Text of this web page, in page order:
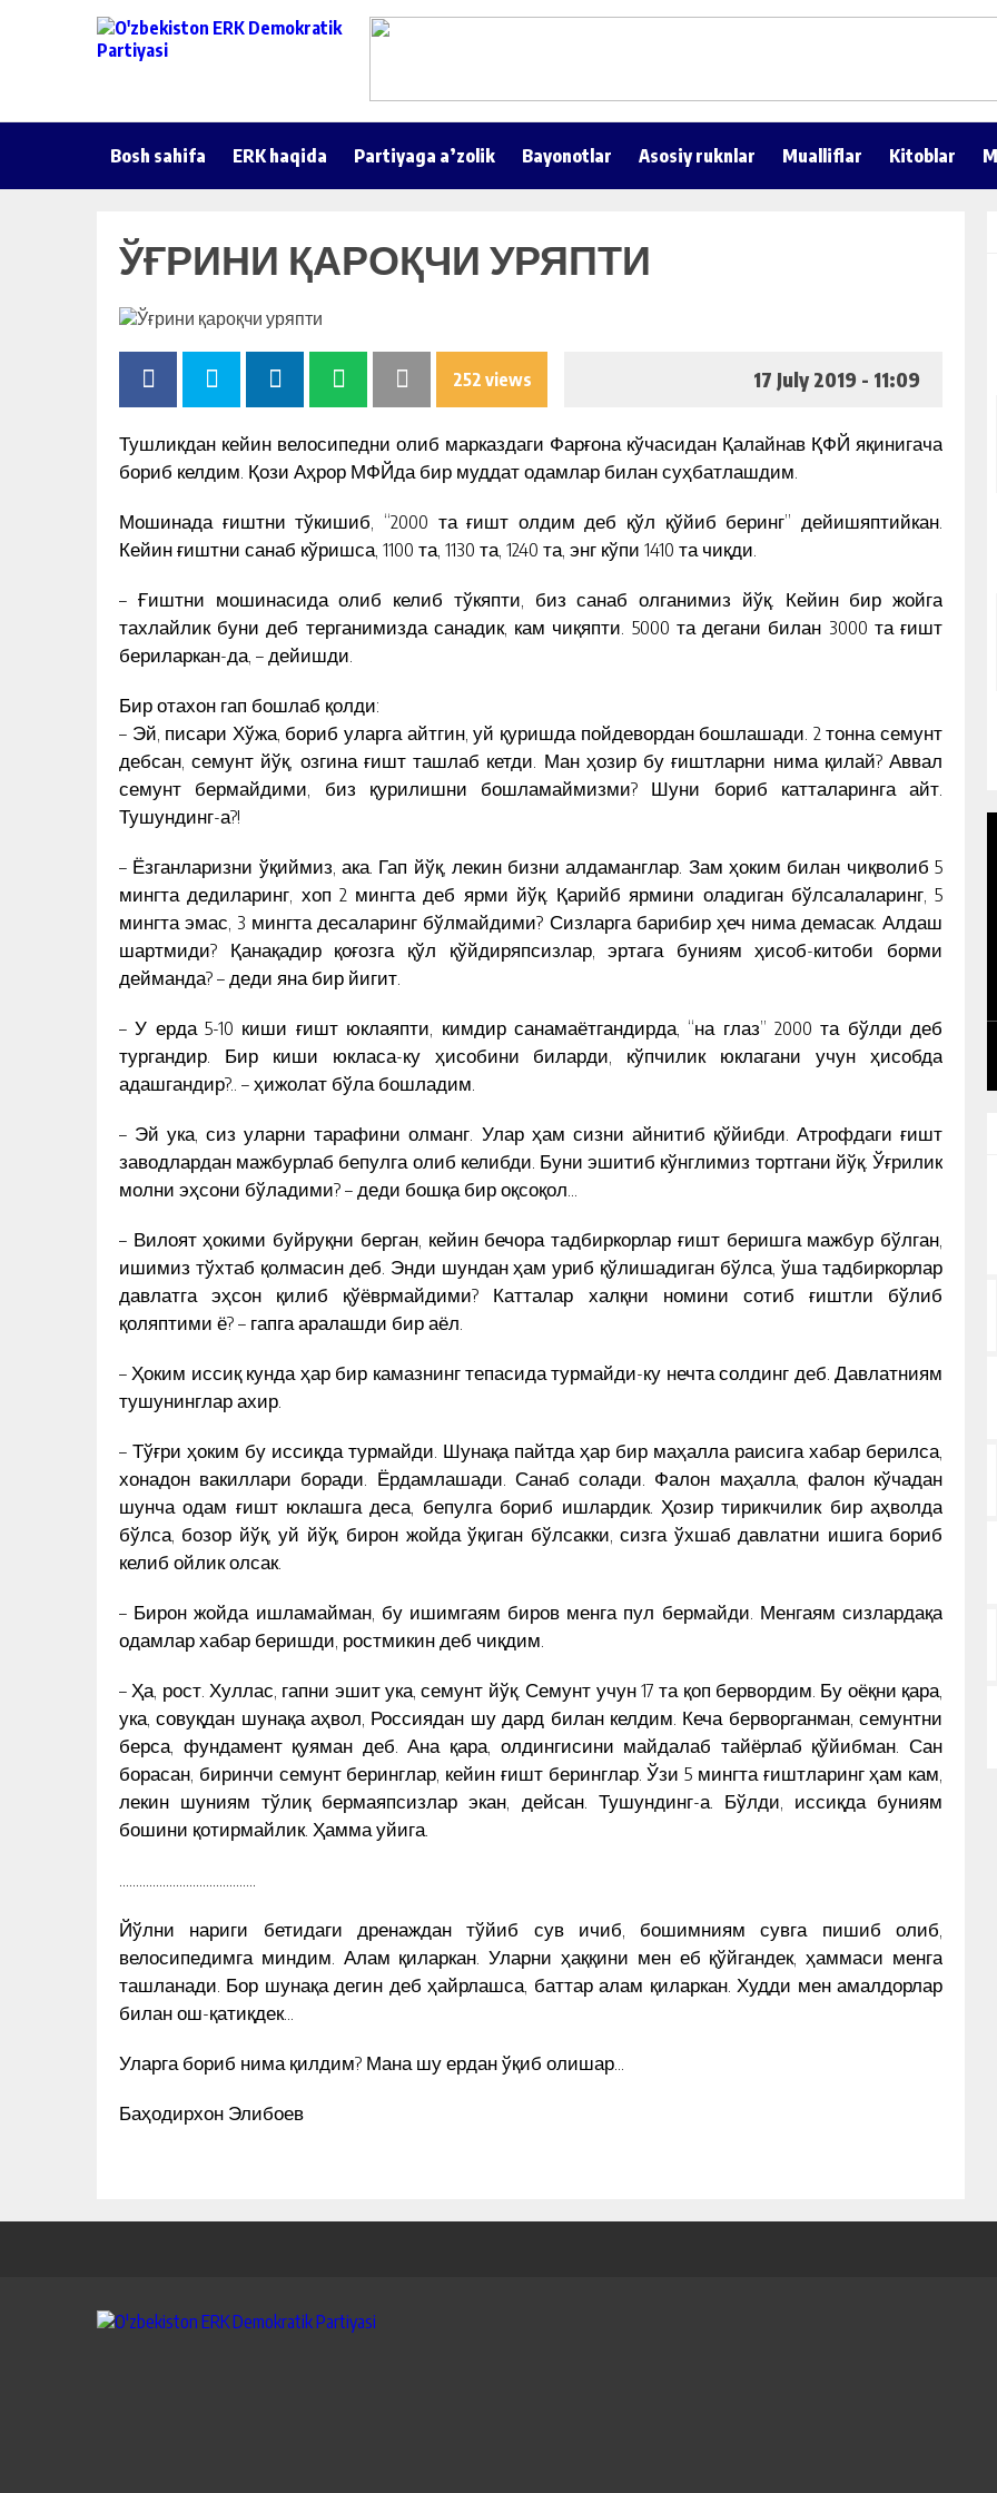
Bosh sahifa ERK haqida Partiyaga a’zolik Bayonotlar Asosiy ruknlar Mualliflar Kitoblar
ЎҒРИНИ ҚАРОҚЧИ УРЯПТИ
252 views 17 July 2019 - 11:09
Тушликдан кейин велосипедни олиб марказдаги Фарғона кўчасидан Қалайнав ҚФЙ яқинигача
бориб келдим. Қози Аҳрор МФЙда бир муддат одамлар билан суҳбатлашдим.
Мошинада ғиштни тўкишиб, “2000 та ғишт олдим деб қўл қўйиб беринг” дейишяптийкан.
Кейин ғиштни санаб кўришса, 1100 та, 1130 та, 1240 та, энг кўпи 1410 та чиқди.
– Ғиштни мошинасида олиб келиб тўкяпти, биз санаб олганимиз йўқ. Кейин бир жойга
тахлайлик буни деб терганимизда санадик, кам чиқяпти. 5000 та дегани билан 3000 та ғишт
бериларкан-да, – дейишди.
Бир отахон гап бошлаб қолди:
– Эй, писари Хўжа, бориб уларга айтгин, уй қуришда пойдевордан бошлашади. 2 тонна семунт
дебсан, семунт йўқ, озгина ғишт ташлаб кетди. Ман ҳозир бу ғиштларни нима қилай? Аввал
семунт бермайдими, биз қурилишни бошламаймизми? Шуни бориб катталаринга айт.
Тушундинг-а?!
– Ёзганларизни ўқиймиз, ака. Гап йўқ, лекин бизни алдаманглар. Зам ҳоким билан чиқволиб 5
мингта дедиларинг, хоп 2 мингта деб ярми йўқ. Қарийб ярмини оладиган бўлсалаларинг, 5
мингта эмас, 3 мингта десаларинг бўлмайдими? Сизларга барибир ҳеч нима демасак. Алдаш
шартмиди? Қанақадир қоғозга қўл қўйдиряпсизлар, эртага буниям ҳисоб-китоби борми
дейманда? – деди яна бир йигит.
– У ерда 5-10 киши ғишт юклаяпти, кимдир санамаётгандирда, “на глаз” 2000 та бўлди деб
тургандир. Бир киши юкласа-ку ҳисобини биларди, кўпчилик юклагани учун ҳисобда
адашгандир?.. – ҳижолат бўла бошладим.
– Эй ука, сиз уларни тарафини олманг. Улар ҳам сизни айнитиб қўйибди. Атрофдаги ғишт
заводлардан мажбурлаб бепулга олиб келибди. Буни эшитиб кўнглимиз тортгани йўқ. Ўғрилик
молни эҳсони бўладими? – деди бошқа бир оқсоқол…
– Вилоят ҳокими буйруқни берган, кейин бечора тадбиркорлар ғишт беришга мажбур бўлган,
ишимиз тўхтаб қолмасин деб. Энди шундан ҳам уриб қўлишадиган бўлса, ўша тадбиркорлар
давлатга эҳсон қилиб қўёврмайдими? Катталар халқни номини сотиб ғиштли бўлиб
қоляптими ё? – гапга аралашди бир аёл.
– Ҳоким иссиқ кунда ҳар бир камазнинг тепасида турмайди-ку нечта солдинг деб. Давлатниям
тушунинглар ахир.
– Тўғри ҳоким бу иссиқда турмайди. Шунақа пайтда ҳар бир маҳалла раисига хабар берилса,
хонадон вакиллари боради. Ёрдамлашади. Санаб солади. Фалон маҳалла, фалон кўчадан
шунча одам ғишт юклашга деса, бепулга бориб ишлардик. Ҳозир тирикчилик бир аҳволда
бўлса, бозор йўқ, уй йўқ, бирон жойда ўқиган бўлсакки, сизга ўхшаб давлатни ишига бориб
келиб ойлик олсак.
– Бирон жойда ишламайман, бу ишимгаям биров менга пул бермайди. Менгаям сизлардақа
одамлар хабар беришди, ростмикин деб чиқдим.
– Ҳа, рост. Хуллас, гапни эшит ука, семунт йўқ. Семунт учун 17 та қоп бервордим. Бу оёқни қара,
ука, совуқдан шунақа аҳвол, Россиядан шу дард билан келдим. Кеча берворганман, семунтни
берса, фундамент қуяман деб. Ана қара, олдингисини майдалаб тайёрлаб қўйибман. Сан
борасан, биринчи семунт беринглар, кейин ғишт беринглар. Ўзи 5 мингта ғиштларинг ҳам кам,
лекин шуниям тўлиқ бермаяпсизлар экан, дейсан. Тушундинг-а. Бўлди, иссиқда буниям
бошини қотирмайлик. Ҳамма уйига.
Йўлни нариги бетидаги дренаждан тўйиб сув ичиб, бошимниям сувга пишиб олиб,
велосипедимга миндим. Алам қиларкан. Уларни ҳаққини мен еб қўйгандек, ҳаммаси менга
ташланади. Бор шунақа дегин деб ҳайрлашса, баттар алам қиларкан. Худди мен амалдорлар
билан ош-қатиқдек…
Уларга бориб нима қилдим? Мана шу ердан ўқиб олишар…
Баҳодирхон Элибоев
КУН ЯНГИЛИКЛАРИ
УРУШ — ЧАЛҒИТИШ ВОСИТАСИМИ?
КУН ЯНГИЛИКЛАРИ
ҚИРҒИЗ ПРЕЗИДЕНТИ ЎЗБЕК
САБАБЛАР ТУРИБДИ?